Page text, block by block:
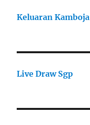
Keluaran Kamboja
Live Draw Sgp